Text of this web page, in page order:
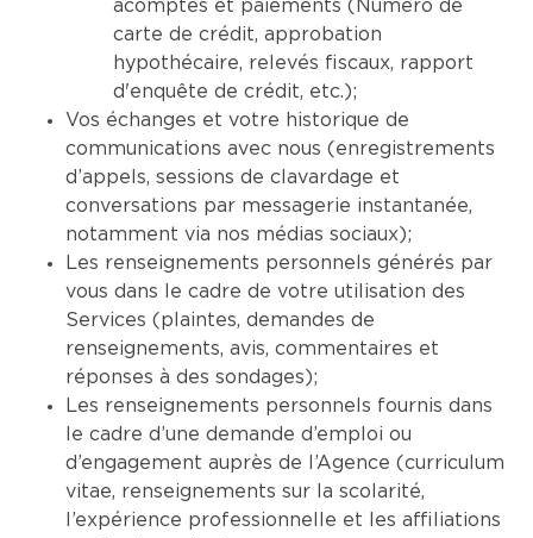
acomptes et paiements (Numéro de
carte de crédit, approbation
hypothécaire, relevés fiscaux, rapport
d'enquête de crédit, etc.);
Vos échanges et votre historique de
communications avec nous (enregistrements
d’appels, sessions de clavardage et
conversations par messagerie instantanée,
notamment via nos médias sociaux);
Les renseignements personnels générés par
vous dans le cadre de votre utilisation des
Services (plaintes, demandes de
renseignements, avis, commentaires et
réponses à des sondages);
Les renseignements personnels fournis dans
le cadre d’une demande d’emploi ou
d’engagement auprès de l’Agence (curriculum
vitae, renseignements sur la scolarité,
l’expérience professionnelle et les affiliations